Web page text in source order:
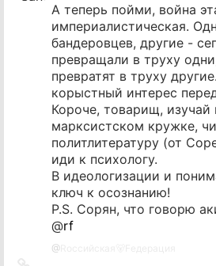
А теперь пойми, война
империалистическая.
бандеровцев, другие -
превращали в труху
превратят в труху
корыстный интерес
Короче, товарищ,
марксистском кружке,
политлитературу (от
иди к психологу.
В идеологизации и
ключ к осознанию!
P.S. Сорян, что говорю
@rf
@